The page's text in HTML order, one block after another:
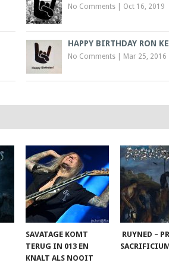
No Comments Oct 16, 2019
HAPPY BIRTHDAY RON
No Comments Mar 25, 2016
SAVATAGE KOMT
TERUG IN 013 EN
KNALT ALS NOOIT
RUYNED –